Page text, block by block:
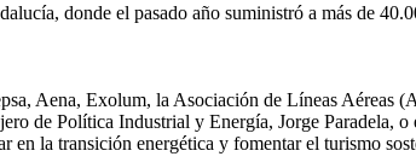
donde el pasado año suministró a más de
Aena, Exolum, la Asociación de Líneas
de Política Industrial y Energía, Jorge Paradela,
en la transición energética y fomentar el turismo